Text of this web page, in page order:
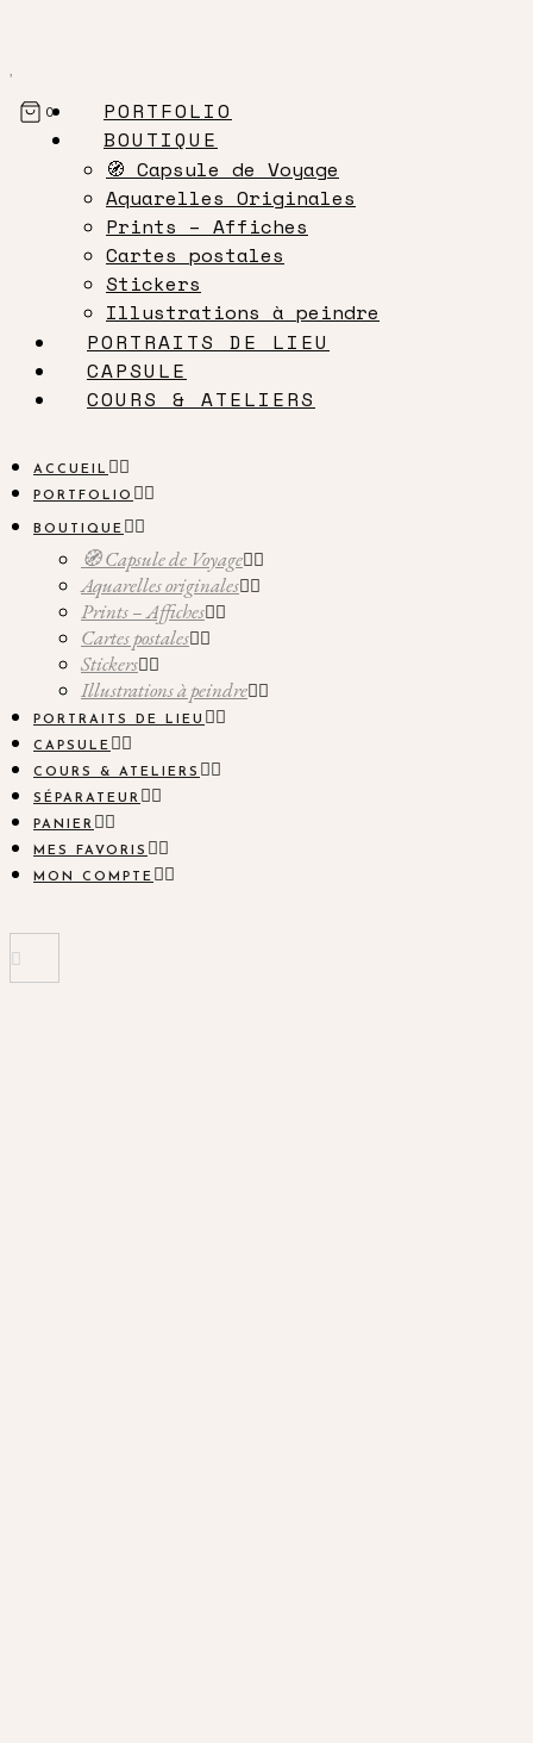
0
PORTFOLIO
BOUTIQUE
🧭 Capsule de Voyage
Aquarelles Originales
Prints – Affiches
Cartes postales
Stickers
Illustrations à peindre
PORTRAITS DE LIEU
CAPSULE
COURS & ATELIERS
ACCUEIL
PORTFOLIO
BOUTIQUE
🧭 Capsule de Voyage
Aquarelles originales
Prints – Affiches
Cartes postales
Stickers
Illustrations à peindre
PORTRAITS DE LIEU
CAPSULE
COURS & ATELIERS
SÉPARATEUR
PANIER
MES FAVORIS
MON COMPTE